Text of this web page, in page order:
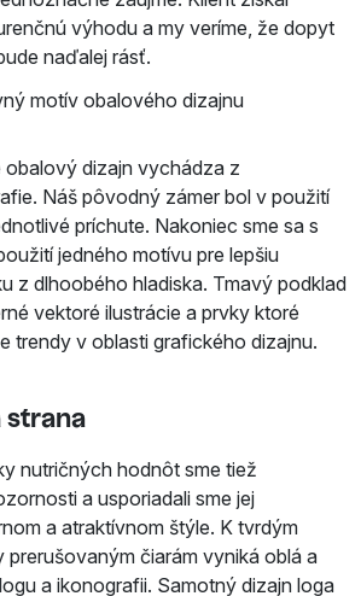
výhodu a my veríme, že dopyt
naďalej rásť.
motív obalového dizajnu
obalový dizajn vychádza z
Náš pôvodný zámer bol v použití
príchute. Nakoniec sme sa s
jedného motívu pre lepšiu
z dlhoobého hladiska. Tmavý podklad
vektoré ilustrácie a prvky ktoré
trendy v oblasti grafického dizajnu.
strana
nutričných hodnôt sme tiež
a usporiadali sme jej
a atraktívnom štýle. K tvrdým
prerušovaným čiarám vyniká oblá a
a ikonografii. Samotný dizajn loga